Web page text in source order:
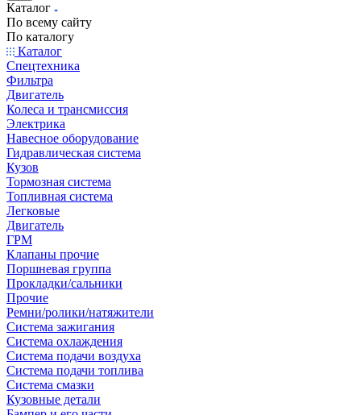
Каталог
По всему сайту
По каталогу
Каталог
Спецтехника
Фильтра
Двигатель
Колеса и трансмиссия
Электрика
Навесное оборудование
Гидравлическая система
Кузов
Тормозная система
Топливная система
Легковые
Двигатель
ГРМ
Клапаны прочие
Поршневая группа
Прокладки/сальники
Прочие
Ремни/ролики/натяжители
Система зажигания
Система охлаждения
Система подачи воздуха
Система подачи топлива
Система смазки
Кузовные детали